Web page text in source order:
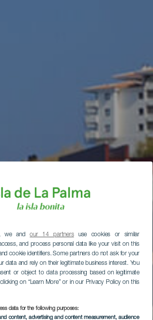
we andour 14 partnersuse cookies or similar
and process personal data like your visit on this
cookie identifiers. Some partners do not ask for your
data and rely on their legitimate business interest. You
or object to data processing based on legitimate
on “Learn More” or in our Privacy Policy on this
data for the following purposes:
content, advertising and content measurement, audience